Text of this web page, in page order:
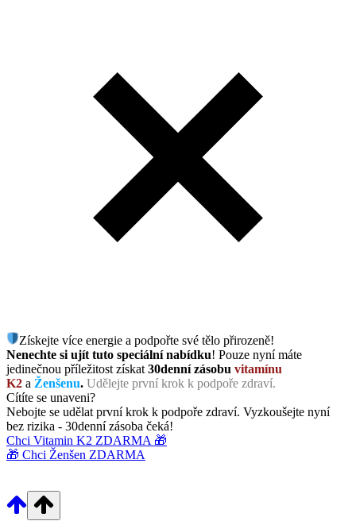
Získejte více energie a podpořte své tělo přirozeně!
Nenechte si ujít tuto speciální nabídku! Pouze nyní máte
jedinečnou příležitost získat 30denní zásobu vitamínu
K2 a Ženšenu. Udělejte první krok k podpoře zdraví.
Cítíte se unaveni?
Nebojte se udělat první krok k podpoře zdraví. Vyzkoušejte nyní
bez rizika - 30denní zásoba čeká!
Chci Vitamin K2 ZDARMA 🎁
🎁 Chci Ženšen ZDARMA